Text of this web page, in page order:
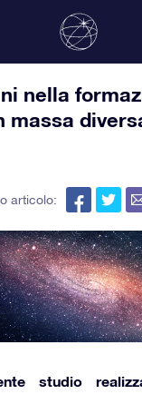
nella
massa
articolo:
studio